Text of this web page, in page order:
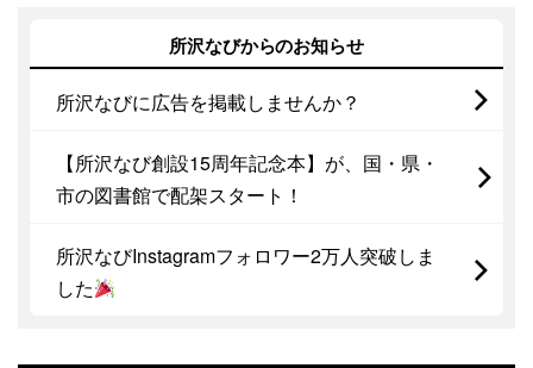
所沢なびからのお知らせ
所沢なびに広告を掲載しませんか？
【所沢なび創設15周年記念本】が、国・県・
市の図書館で配架スタート！
所沢なびInstagramフォロワー2万人突破しま
した